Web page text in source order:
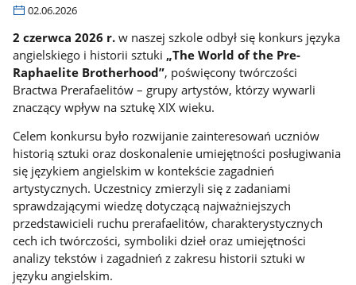
02.06.2026
2 czerwca 2026 r. w naszej szkole odbył się konkurs języka
angielskiego i historii sztuki „The World of the Pre-
Raphaelite Brotherhood”, poświęcony twórczości
Bractwa Prerafaelitów – grupy artystów, którzy wywarli
znaczący wpływ na sztukę XIX wieku.
Celem konkursu było rozwijanie zainteresowań uczniów
historią sztuki oraz doskonalenie umiejętności posługiwania
się językiem angielskim w kontekście zagadnień
artystycznych. Uczestnicy zmierzyli się z zadaniami
sprawdzającymi wiedzę dotyczącą najważniejszych
przedstawicieli ruchu prerafaelitów, charakterystycznych
cech ich twórczości, symboliki dzieł oraz umiejętności
analizy tekstów i zagadnień z zakresu historii sztuki w
języku angielskim.